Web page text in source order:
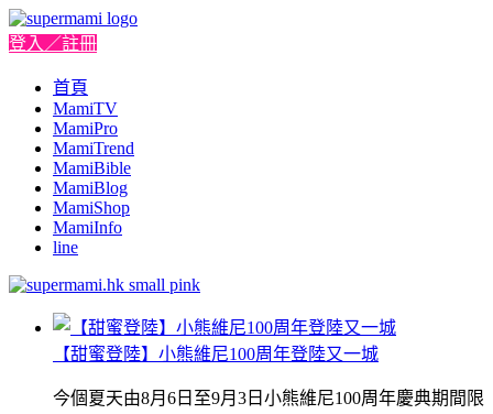
登入／註冊
首頁
MamiTV
MamiPro
MamiTrend
MamiBible
MamiBlog
MamiShop
MamiInfo
line
【甜蜜登陸】小熊維尼100周年登陸又一城
今個夏天由8月6日至9月3日小熊維尼100周年慶典期間限